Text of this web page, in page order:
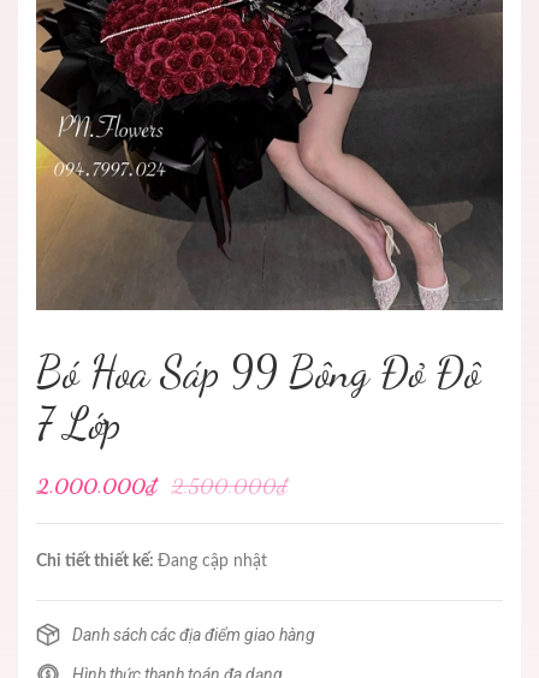
Bó Hoa Sáp 99 Bông Đỏ Đô
7 Lớp
2.000.000₫ 2.500.000₫
Chi tiết thiết kế: Đang cập nhật
Danh sách các địa điểm giao hàng